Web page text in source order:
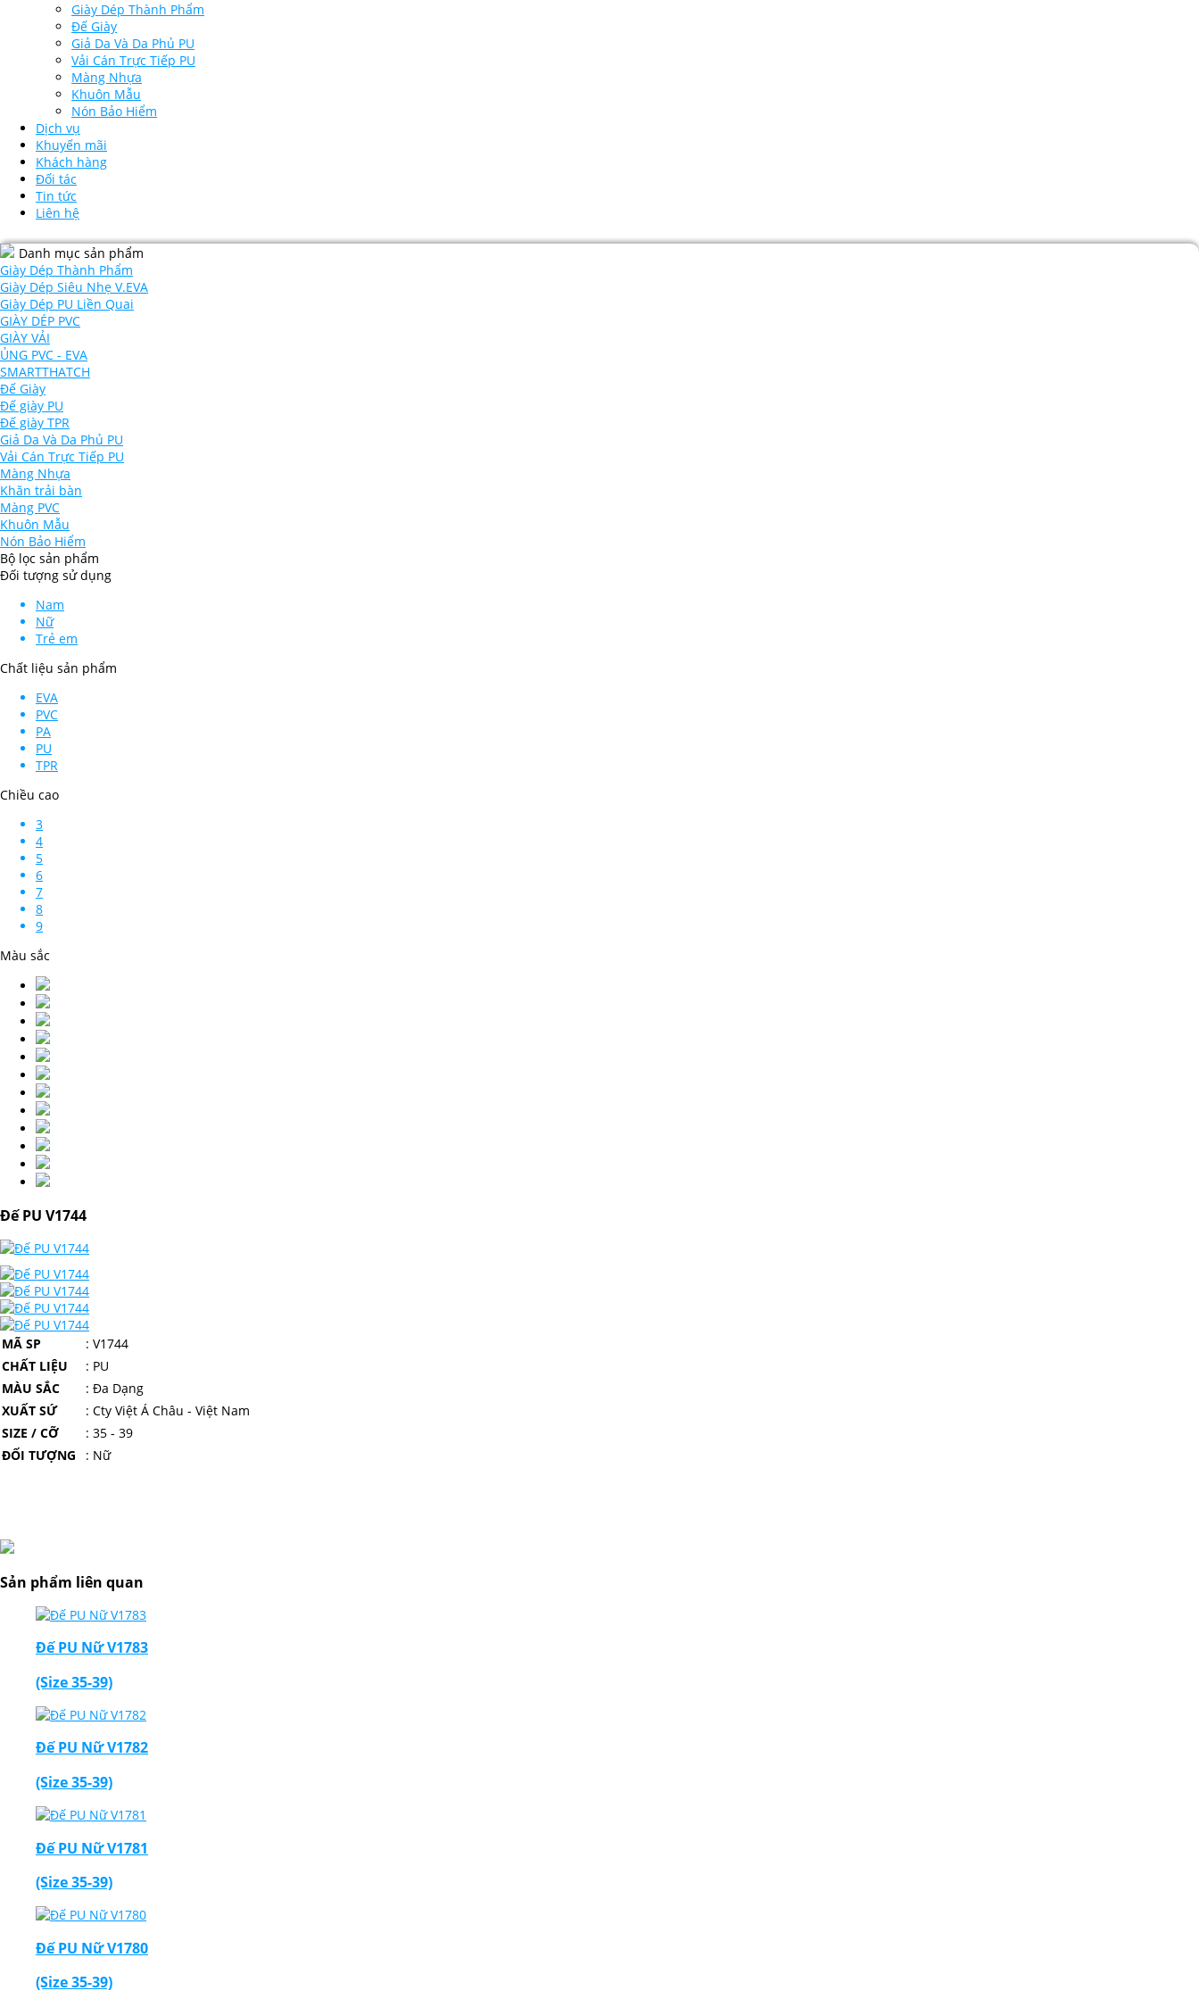
Giày Dép Thành Phẩm
Đế Giày
Giả Da Và Da Phủ PU
Vải Cán Trực Tiếp PU
Màng Nhựa
Khuôn Mẫu
Nón Bảo Hiểm
Dịch vụ
Khuyến mãi
Khách hàng
Đối tác
Tin tức
Liên hệ
Danh mục sản phẩm
Giày Dép Thành Phẩm
Giày Dép Siêu Nhẹ V.EVA
Giày Dép PU Liền Quai
GIÀY DÉP PVC
GIÀY VẢI
ỦNG PVC - EVA
SMARTTHATCH
Đế Giày
Đế giày PU
Đế giày TPR
Giả Da Và Da Phủ PU
Vải Cán Trực Tiếp PU
Màng Nhựa
Khăn trải bàn
Màng PVC
Khuôn Mẫu
Nón Bảo Hiểm
Bộ lọc sản phẩm
Đối tượng sử dụng
Nam
Nữ
Trẻ em
Chất liệu sản phẩm
EVA
PVC
PA
PU
TPR
Chiều cao
3
4
5
6
7
8
9
Màu sắc
Đế PU V1744
MÃ SP : V1744
CHẤT LIỆU
: PU
MÀU SẮC
: Đa Dạng
XUẤT SỨ
: Cty Việt Á Châu - Việt Nam
SIZE / CỠ
: 35 - 39
ĐỐI TƯỢNG
: Nữ
Sản phẩm liên quan
Đế PU Nữ V1783
(Size 35-39)
Đế PU Nữ V1782
(Size 35-39)
Đế PU Nữ V1781
(Size 35-39)
Đế PU Nữ V1780
(Size 35-39)